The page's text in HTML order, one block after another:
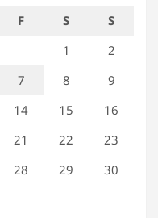
F S
S
1
2
7 8
9
14 15
16
21 22
23
28 29
30